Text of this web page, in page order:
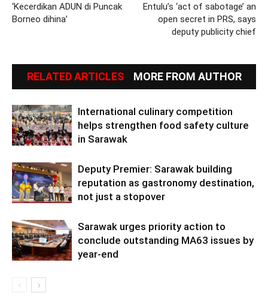
‘Kecerdikan ADUN di Puncak
Borneo dihina’
Entulu’s ‘act of sabotage’ an
open secret in PRS, says
deputy publicity chief
RELATED ARTICLES MORE FROM AUTHOR
International culinary competition
helps strengthen food safety culture
in Sarawak
Deputy Premier: Sarawak building
reputation as gastronomy destination,
not just a stopover
Sarawak urges priority action to
conclude outstanding MA63 issues by
year-end